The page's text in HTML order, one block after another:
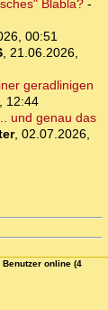
Blabla?-
00:51
, 21.06.2026,
geradlinigen
12:44
und genau das
, 02.07.2026,
online (4